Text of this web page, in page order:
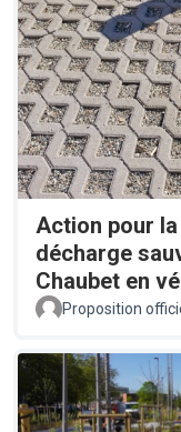
Action pour
décharge
Chaubet en
Proposition